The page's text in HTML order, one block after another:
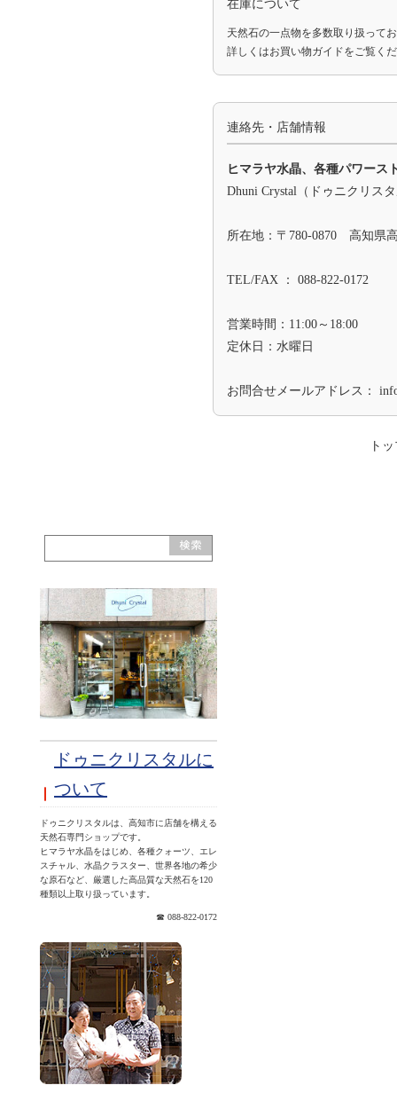
在庫について
天然石の一点物を多数取り扱って
詳しくはお買い物ガイドをご覧く
連絡先・店舗情報
ヒマラヤ水晶、各種パワー
Dhuni Crystal（ドゥニクリス
所在地：〒780-0870 高知県
TEL/FAX ： 088-822-0172
営業時間：11:00～18:00
定休日：水曜日
お問合せメールアドレス：
ト
ドゥニクリスタルに
ついて
ドゥニクリスタルは、高知市に店舗を構える
天然石専門ショップです。
ヒマラヤ水晶をはじめ、各種クォーツ、エレ
スチャル、水晶クラスター、世界各地の希少
な原石など、厳選した高品質な天然石を120
種類以上取り扱っています。
☎ 088-822-0172